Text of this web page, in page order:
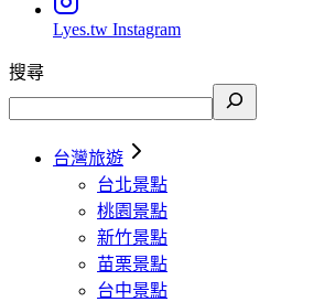
Lyes.tw Instagram
搜尋
台灣旅遊
台北景點
桃園景點
新竹景點
苗栗景點
台中景點